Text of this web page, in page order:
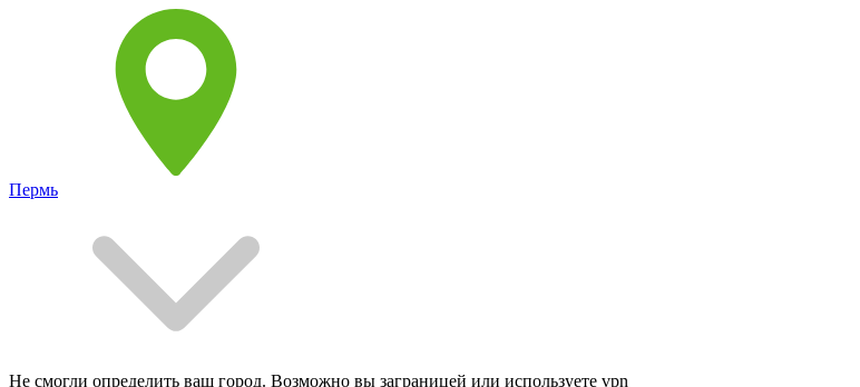
Пермь
Не смогли определить ваш город. Возможно вы заграницей или используете vpn